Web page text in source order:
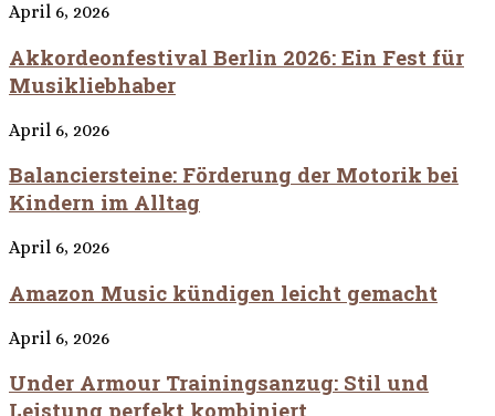
April 6, 2026
Akkordeonfestival Berlin 2026: Ein Fest für
Musikliebhaber
April 6, 2026
Balanciersteine: Förderung der Motorik bei
Kindern im Alltag
April 6, 2026
Amazon Music kündigen leicht gemacht
April 6, 2026
Under Armour Trainingsanzug: Stil und
Leistung perfekt kombiniert